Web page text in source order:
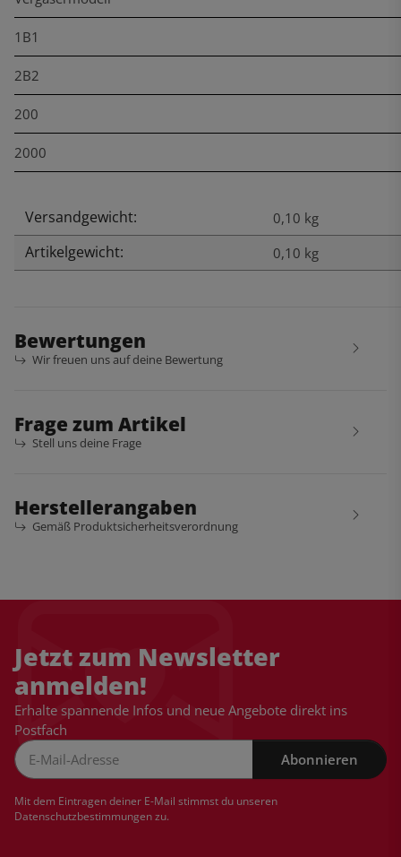
1B1
2B2
200
2000
Produkteigenschaft
Wert
Versandgewicht: 0,10 kg
Artikelgewicht: 0,10 kg
Bewertungen
Wir freuen uns auf deine Bewertung
Frage zum Artikel
Stell uns deine Frage
Herstellerangaben
Gemäß Produktsicherheitsverordnung
Jetzt zum Newsletter
anmelden!
Erhalte spannende Infos und neue Angebote direkt ins
Postfach
Abonnieren
Mit dem Eintragen deiner E-Mail stimmst du unseren
Datenschutzbestimmungenzu.